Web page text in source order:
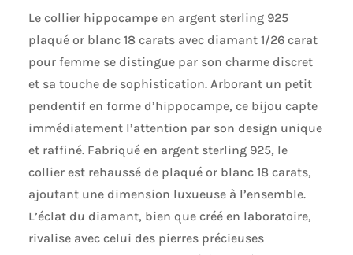
Le collier hippocampe en argent sterling 925
plaqué or blanc 18 carats avec diamant 1/26 carat
pour femme se distingue par son charme discret
et sa touche de sophistication. Arborant un petit
pendentif en forme d’hippocampe, ce bijou capte
immédiatement l’attention par son design unique
et raffiné. Fabriqué en argent sterling 925, le
collier est rehaussé de plaqué or blanc 18 carats,
ajoutant une dimension luxueuse à l’ensemble.
L’éclat du diamant, bien que créé en laboratoire,
rivalise avec celui des pierres précieuses